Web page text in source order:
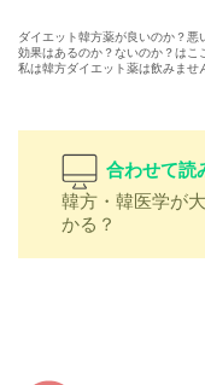
ダイエット韓方薬が良いのか？悪
効果はあるのか？ないのか？はこ
私は韓方ダイエット薬は飲みませ
合わせて読
韓方・韓医学が
かる？